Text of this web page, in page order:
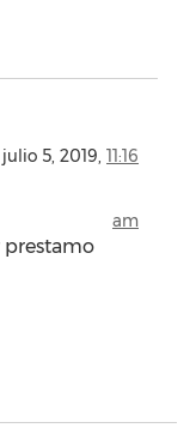
julio 5, 2019, 11:16
am
prestamo